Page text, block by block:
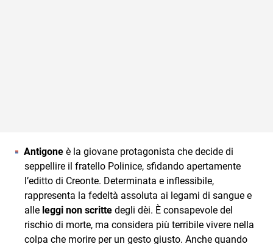
Antigone è la giovane protagonista che decide di
seppellire il fratello Polinice, sfidando apertamente
l’editto di Creonte. Determinata e inflessibile,
rappresenta la fedeltà assoluta ai legami di sangue e
alle leggi non scritte degli dèi. È consapevole del
rischio di morte, ma considera più terribile vivere nella
colpa che morire per un gesto giusto. Anche quando